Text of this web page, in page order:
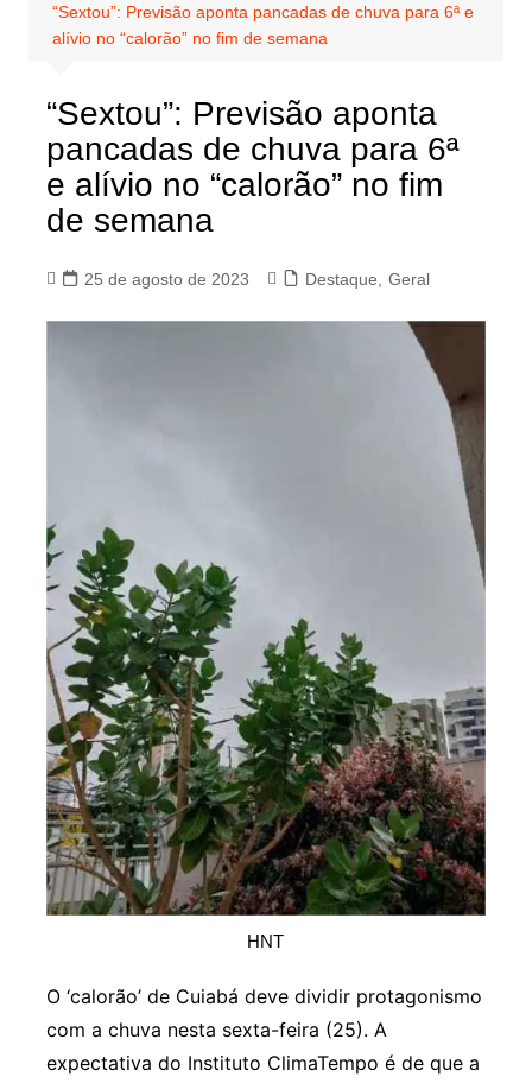
“Sextou”: Previsão aponta pancadas de chuva para 6ª e
alívio no “calorão” no fim de semana
“Sextou”: Previsão aponta
pancadas de chuva para 6ª
e alívio no “calorão” no fim
de semana
25 de agosto de 2023 Destaque Geral
HNT
O ‘calorão’ de Cuiabá deve dividir protagonismo
com a chuva nesta sexta-feira (25). A
expectativa do Instituto ClimaTempo é de que a